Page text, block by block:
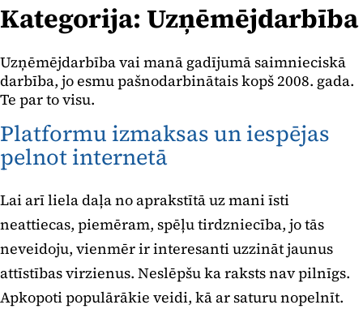
Kategorija: Uzņēmējdarbība
Uzņēmējdarbība vai manā gadījumā saimnieciskā
darbība, jo esmu pašnodarbinātais kopš 2008. gada.
Te par to visu.
Platformu izmaksas un iespējas
pelnot internetā
Lai arī liela daļa no aprakstītā uz mani īsti
neattiecas, piemēram, spēļu tirdzniecība, jo tās
neveidoju, vienmēr ir interesanti uzzināt jaunus
attīstības virzienus. Neslēpšu ka raksts nav pilnīgs.
Apkopoti populārākie veidi, kā ar saturu nopelnīt.